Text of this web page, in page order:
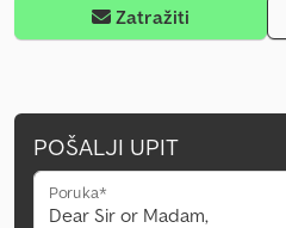
Zatražiti
POŠALJI UPIT
Poruka*